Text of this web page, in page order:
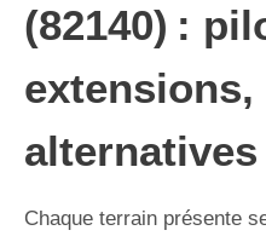
(82140) :
alternatives
Chaque terrain présente